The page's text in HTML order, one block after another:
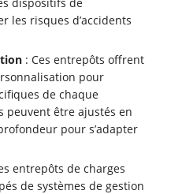
les risques d’accidents
: Ces entrepôts offrent
pour
de chaque
peuvent être ajustés en
pour s’adapter
entrepôts de charges
de systèmes de gestion